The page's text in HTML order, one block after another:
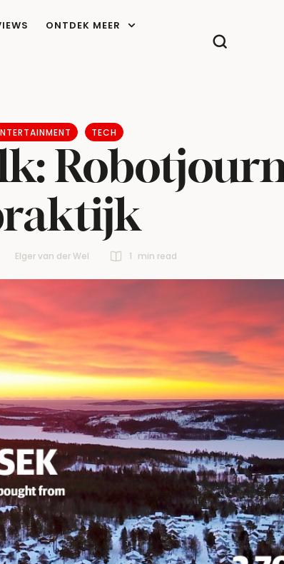
ONTDEK MEER
TECH
Elger van der Wel 1 min read